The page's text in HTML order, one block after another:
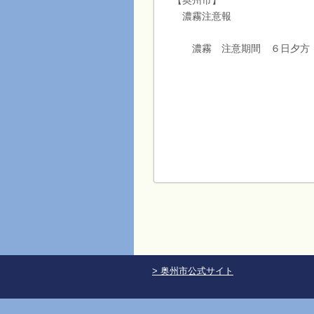
濃霧注意報
濃霧 注意期間 ６日夕方
> 奥州市公式サイト